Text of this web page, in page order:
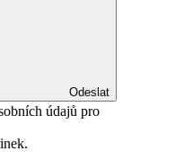
Odeslat
údajů pro